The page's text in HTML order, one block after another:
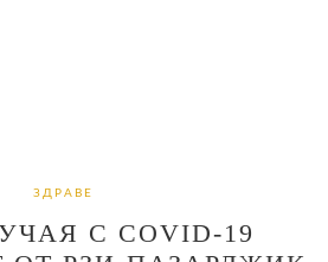
ЗДРАВЕ
С COVID-19